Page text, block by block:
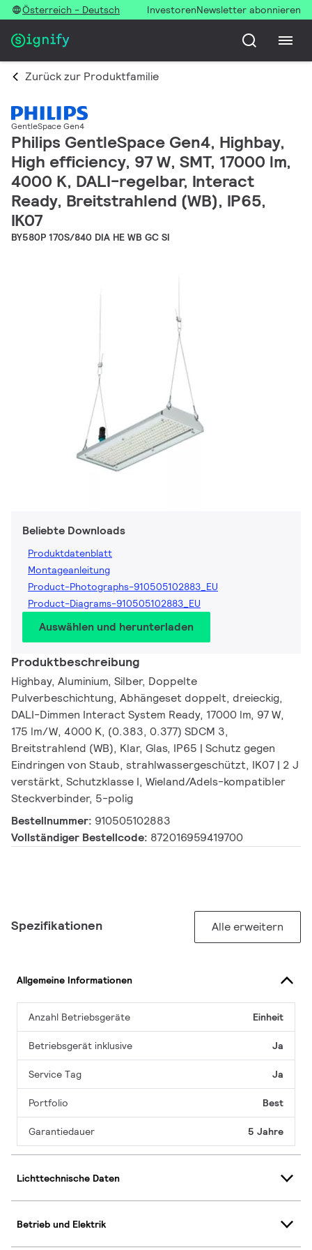
Österreich - Deutsch InvestorenNewsletter abonnieren
Zurück zur Produktfamilie
GentleSpace Gen4
Philips GentleSpace Gen4, Highbay,
High efficiency, 97 W, SMT, 17000 lm,
4000 K, DALI-regelbar, Interact
Ready, Breitstrahlend (WB), IP65,
IK07
BY580P 170S/840 DIA HE WB GC SI
Beliebte Downloads
Produktdatenblatt
Montageanleitung
Product-Photographs-910505102883_EU
Product-Diagrams-910505102883_EU
Auswählen und herunterladen
Produktbeschreibung
Highbay, Aluminium, Silber, Doppelte
Pulverbeschichtung, Abhängeset doppelt, dreieckig,
DALI-Dimmen Interact System Ready, 17000 lm, 97 W,
175 lm/W, 4000 K, (0.383, 0.377) SDCM 3,
Breitstrahlend (WB), Klar, Glas, IP65 | Schutz gegen
Eindringen von Staub, strahlwassergeschützt, IK07 | 2 J
verstärkt, Schutzklasse I, Wieland/Adels-kompatibler
Steckverbinder, 5-polig
Bestellnummer: 910505102883
Vollständiger Bestellcode: 872016959419700
Spezifikationen Alle erweitern
Allgemeine Informationen
Anzahl Betriebsgeräte Einheit
Betriebsgerät inklusive Ja
Service Tag Ja
Portfolio Best
Garantiedauer 5 Jahre
Lichttechnische Daten
Betrieb und Elektrik